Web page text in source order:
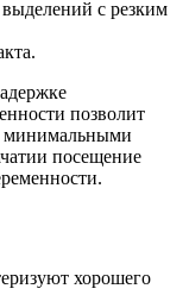
с резким
позволит
минимальными
посещение
хорошего